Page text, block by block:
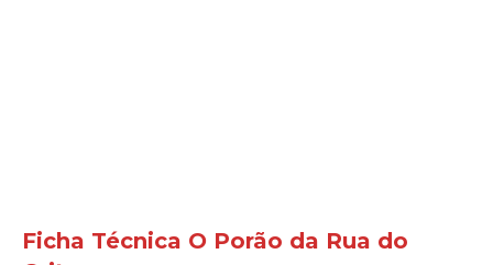
Ficha Técnica O Porão da Rua do